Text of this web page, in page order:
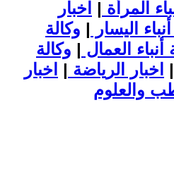
المرأة | اخبار
اليسار | وكالة
أنباء العمال | وكالة
| اخبار الرياضة | اخبار